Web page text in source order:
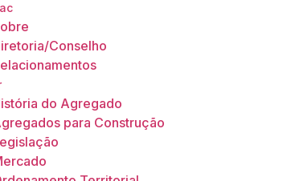
Conselho
do Agregado
para Construção